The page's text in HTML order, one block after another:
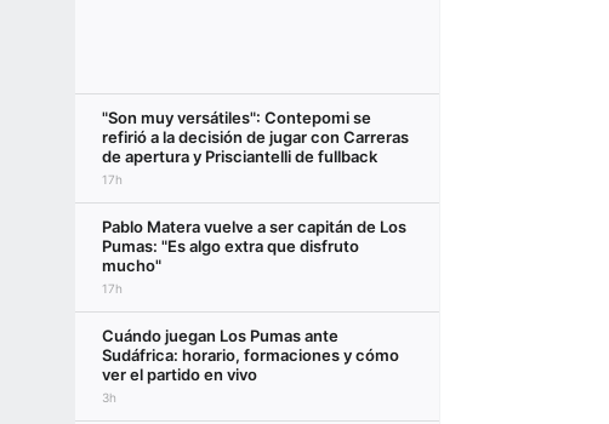
"Son muy versátiles": Contepomi se
refirió a la decisión de jugar con Carreras
de apertura y Prisciantelli de fullback
17h
Pablo Matera vuelve a ser capitán de Los
Pumas: "Es algo extra que disfruto
mucho"
17h
Cuándo juegan Los Pumas ante
Sudáfrica: horario, formaciones y cómo
ver el partido en vivo
3h